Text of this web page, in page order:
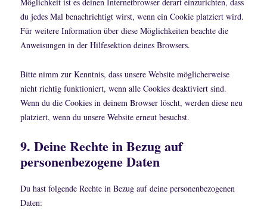
Möglichkeit ist es deinen Internetbrowser derart einzurichten, dass
du jedes Mal benachrichtigt wirst, wenn ein Cookie platziert wird.
Für weitere Information über diese Möglichkeiten beachte die
Anweisungen in der Hilfesektion deines Browsers.
Bitte nimm zur Kenntnis, dass unsere Website möglicherweise
nicht richtig funktioniert, wenn alle Cookies deaktiviert sind.
Wenn du die Cookies in deinem Browser löscht, werden diese neu
platziert, wenn du unsere Website erneut besuchst.
9. Deine Rechte in Bezug auf
personenbezogene Daten
Du hast folgende Rechte in Bezug auf deine personenbezogenen
Daten: